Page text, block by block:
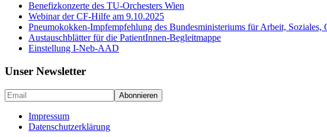
Benefizkonzerte des TU-Orchesters Wien
Webinar der CF-Hilfe am 9.10.2025
Pneumokokken-Impfempfehlung des Bundesministeriums für Arbeit, Soziales,
Austauschblätter für die PatientInnen-Begleitmappe
Einstellung I-Neb-AAD
Unser Newsletter
Impressum
Datenschutzerklärung